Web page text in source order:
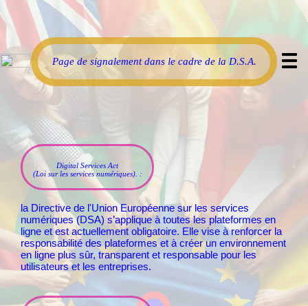
Page de signalement dans le cadre de la D.S.A.
Digital Services Act
(Loi sur les services numériques). :
la Directive de l'Union Européenne sur les services
numériques (DSA) s’applique à toutes les plateformes en
ligne et est actuellement obligatoire. Elle vise à renforcer la
responsabilité des plateformes et à créer un environnement
en ligne plus sûr, transparent et responsable pour les
utilisateurs et les entreprises.